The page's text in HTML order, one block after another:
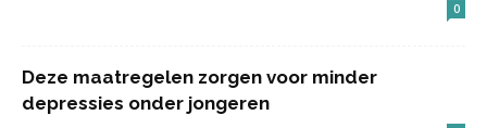
0
Deze maatregelen zorgen voor minder
depressies onder jongeren